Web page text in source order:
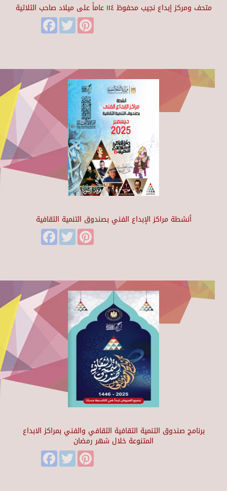
متحف ومركز إبداع نجيب محفوظ ١١٤ عاماً على ميلاد صاحب الثلاثية
FacebookTwitter
أنشطة مراكز الإبداع الفني بصندوق التنمية الثقافية
FacebookTwitter
برنامج صندوق التنمية الثقافية الثقافي والفني بمراكز الابداع
المتنوعة خلال شهر رمضان
FacebookTwitter